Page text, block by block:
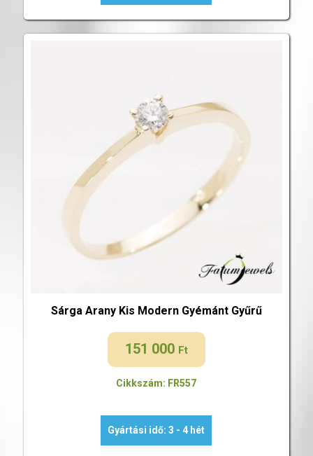
Sárga Arany Kis Modern Gyémánt Gyűrű
151 000 Ft
Cikkszám: FR557
Gyártási idő: 3 - 4 hét